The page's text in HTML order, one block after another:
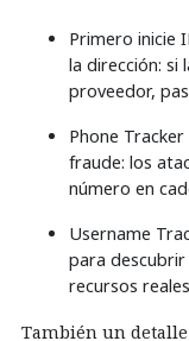
Primero inicie
la dirección: si
proveedor,
Phone
fraude: los
número en
Username
para
recursos
También un